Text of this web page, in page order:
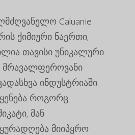
Caluanie
ქიმიური ნაერთი,
თავისი უნიკალური
მრავალფეროვანი
ინდუსტრიაში.
როგორც
მან
მიიპყრო